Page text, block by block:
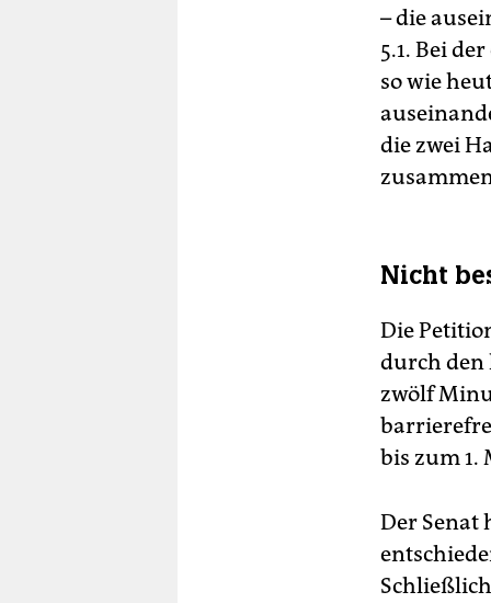
– die
5.1. Bei
so wie
die zwei
Nicht
Die
durch den
zwölf
bis zum 1.
Der Senat